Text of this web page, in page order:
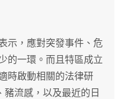
示，應對突發事件、危
的一環。而且特區成立
時啟動相關的法律研
豬流感，以及最近的日